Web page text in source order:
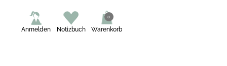
Warenkorb
0
Notizbuch
Anmelden